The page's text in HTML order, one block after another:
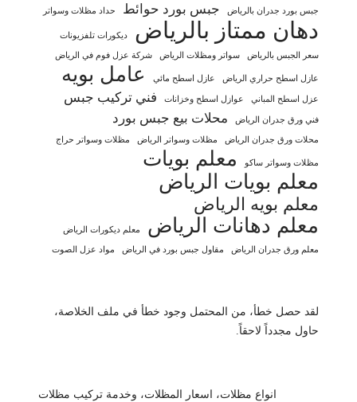
جبس بورد جدران بالرياض جبس بورد حوائط حداد مظلات وسواتر
دهان ممتاز بالرياض ديكورات تلفزيونات
سعر الجبس بالرياض سواتر ومظلات الرياض شركة عزل فوم في الرياض
عازل اسطح حراري الرياض عازل اسطح مائي عامل بويه
عزل اسطح المباني عوازل اسطح وخزانات فني تركيب جبس
فني ورق جدران الرياض محلات بيع جبس بورد
محلات ورق جدران الرياض مظلات وسواتر الرياض مظلات وسواتر حراج
مظلات وسواتر ساكو
معلم بويات
معلم بويات الرياض
معلم بويه الرياض
معلم دهانات الرياض معلم ديكورات الرياض
معلم ورق جدران الرياض مقاول جبس بورد في الرياض مواد عزل الصوت
لقد حصل خطأ، من المحتمل وجود خطأ في ملف الخلاصة،
حاول مجدداً لاحقاً.
انواع مظلات، اسعار المظلات، وخدمة تركيب مظلات